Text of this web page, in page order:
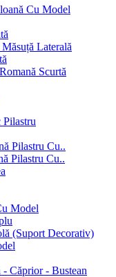
Cu Model
Laterală
Scurtă
Pilastru Cu..
Pilastru Cu..
Model
(Suport Decorativ)
- Căprior - Bustean